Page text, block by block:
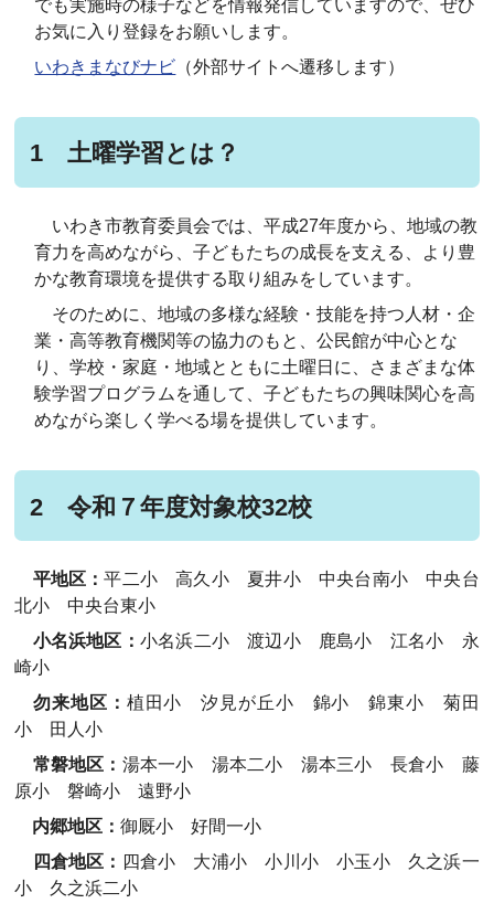
でも実施時の様子などを情報発信していますので、ぜひ
お気に入り登録をお願いします。
いわきまなびナビ （外部サイトへ遷移します）
1 土曜学習とは？
いわき市教育委員会では、平成27年度から、地域の教
育力を高めながら、子どもたちの成長を支える、より豊
かな教育環境を提供する取り組みをしています。
そのために、地域の多様な経験・技能を持つ人材・企
業・高等教育機関等の協力のもと、公民館が中心とな
り、学校・家庭・地域とともに土曜日に、さまざまな体
験学習プログラムを通して、子どもたちの興味関心を高
めながら楽しく学べる場を提供しています。
2 令和７年度対象校32校
平地区：平二小 高久小 夏井小 中央台南小 中央台
北小 中央台東小
小名浜地区： 小名浜二小 渡辺小 鹿島小 江名小 永
崎小
勿来地区： 植田小 汐見が丘小 錦小 錦東小 菊田
小 田人小
常磐地区： 湯本一小 湯本二小 湯本三小 長倉小 藤
原小磐崎小 遠野小
内郷地区：御厩小 好間一小
四倉地区： 四倉小 大浦小 小川小 小玉小 久之浜一
小 久之浜二小